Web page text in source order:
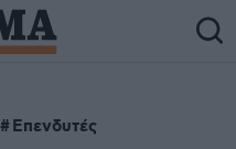
Επενδυτές